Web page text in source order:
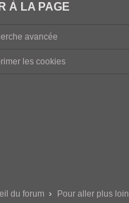
À LA PAGE
avancée
les cookies
du forum Pour aller plus loin